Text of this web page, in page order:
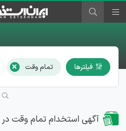
فیلترها تمام وقت ×
آگهی استخدام تمام وقت